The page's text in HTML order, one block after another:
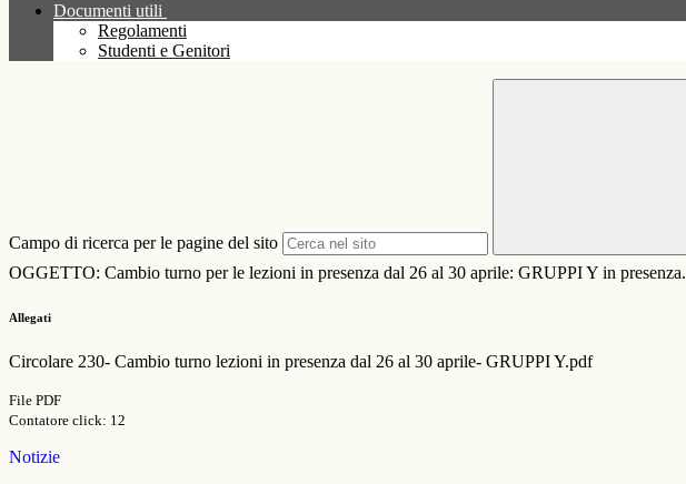
Documenti utili
Regolamenti
Studenti e Genitori
Campo di ricerca per le pagine del sito
OGGETTO: Cambio turno per le lezioni in presenza dal 26 al 30 aprile: GRUPPI Y in presenza.
Allegati
Circolare 230- Cambio turno lezioni in presenza dal 26 al 30 aprile- GRUPPI Y.pdf
File PDF
Contatore click: 12
Notizie